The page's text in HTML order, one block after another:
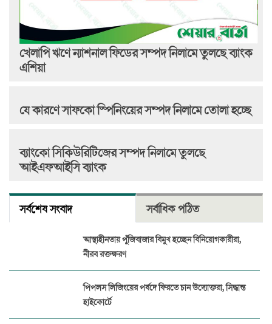
খেলাপি ঋণে ন্যাশনাল ফিডের সম্পদ নিলামে তুলছে ব্যাংক
এশিয়া
যে কারণে সাফকো স্পিনিংয়ের সম্পদ নিলামে তোলা হচ্ছে
ব্যাংকো সিকিউরিটিজের সম্পদ নিলামে তুলছে
আইএফআইসি ব্যাংক
সর্বশেষ সংবাদ সর্বাধিক পঠিত
আস্থাহীনতায় পুঁজিবাজার বিমুখ হচ্ছেন বিনিয়োগকারীরা,
নীরব রক্তক্ষরণ
পিপলস লিজিংয়ের পর্ষদে ফিরতে চান উদ্যোক্তরা, সিদ্ধান্ত
হাইকোর্টে